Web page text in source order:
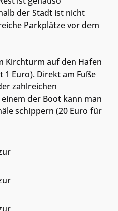
der Stadt ist nicht
Parkplätze vor dem
Kirchturm auf den Hafen
Euro). Direkt am Fuße
zahlreichen
der Boot kann man
schippern (20 Euro für